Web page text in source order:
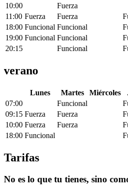
10:00
Fuerza
11:00 Fuerza Fuerza
18:00 Funcional Funcional
19:00 Funcional Funcional
20:15
Funcional
verano
Lunes Martes Miércoles
07:00
Funcional
09:15 Fuerza Fuerza
10:00 Fuerza Fuerza
18:00 Funcional
Tarifas
No es lo que tu tienes, sino